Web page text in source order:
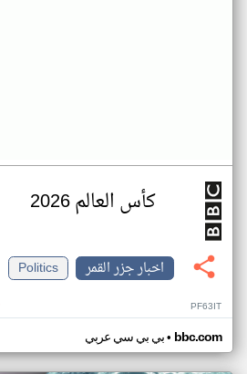
كأس العالم 2026
اخبار جزر القمر
Politics
PF63IT
بي بي سي عربي• bbc.com